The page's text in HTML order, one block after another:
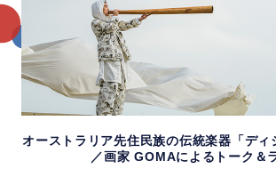
オーストラリア先住民族の伝統楽器「ディ
／画家 GOMAによるトーク＆